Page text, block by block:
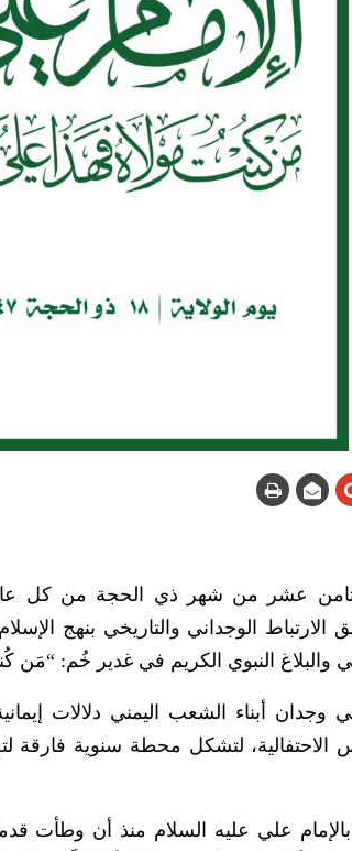
عشر من شهر ذي الحجة من كل عام،
الوجداني والتاريخي بنهج
والبلاغ النبوي الكريم في غدير خُم:
أبناء الشعب اليمني دلالات إيمانية
الاحتفالية، لتشكل محطة سنوية فارقة
علي عليه السلام منذ أن وطأت